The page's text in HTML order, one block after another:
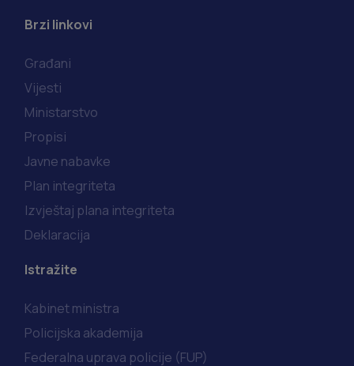
Brzi linkovi
Građani
Vijesti
Ministarstvo
Propisi
Javne nabavke
Plan integriteta
Izvještaj plana integriteta
Deklaracija
Istražite
Kabinet ministra
Policijska akademija
Federalna uprava policije (FUP)